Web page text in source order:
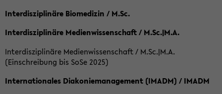
Interdisziplinäre Biomedizin / M.Sc.
Interdisziplinäre Medienwissenschaft / M.Sc.|M.A.
Interdisziplinäre Medienwissenschaft / M.Sc.|M.A.
(Einschreibung bis SoSe 2025)
Internationales Diakoniemanagement (IMADM) / IMADM